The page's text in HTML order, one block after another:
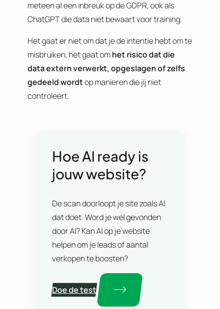
meteen al een inbreuk op de GDPR, ook als
ChatGPT die data niet bewaart voor training.
Het gaat er niet om dat je de intentie hebt om te
misbruiken, het gaat omhet risico dat die
data extern verwerkt, opgeslagen of zelfs
gedeeld wordtop manieren die jij niet
controleert.
Hoe AI ready is
jouw website?
De scan doorloopt je site zoals AI
dat doet. Word je wel gevonden
door AI? Kan AI op je website
helpen om je leads of aantal
verkopen te boosten?
Doe de test